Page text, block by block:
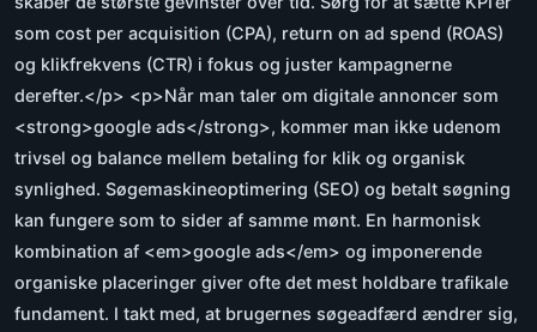
som cost per acquisition (CPA), return on ad spend (ROAS)
og klikfrekvens (CTR) i fokus og juster kampagnerne
derefter.</p> <p>Når man taler om digitale annoncer som
<strong>google ads</strong>, kommer man ikke udenom
trivsel og balance mellem betaling for klik og organisk
synlighed. Søgemaskineoptimering (SEO) og betalt søgning
kan fungere som to sider af samme mønt. En harmonisk
kombination af <em>google ads</em> og imponerende
organiske placeringer giver ofte det mest holdbare trafikale
fundament. I takt med, at brugernes søgeadfærd ændrer sig,